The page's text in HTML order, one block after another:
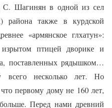
С. Шагинян в одной из сел
района также в курдской
«армянское глхатун»:
птицей дворике и
поставленных рядышком…
несколько лет. Но
первому дому не 160 лет,
Перед нами древний